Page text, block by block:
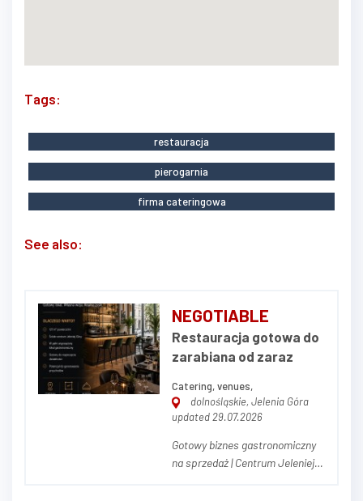
Tags:
restauracja
pierogarnia
firma cateringowa
See also:
NEGOTIABLE
Restauracja gotowa do
zarabiana od zaraz
Catering, venues,
dolnośląskie, Jelenia Góra
updated 29.07.2026
Gotowy biznes gastronomiczny
na sprzedaż | Centrum Jeleniej